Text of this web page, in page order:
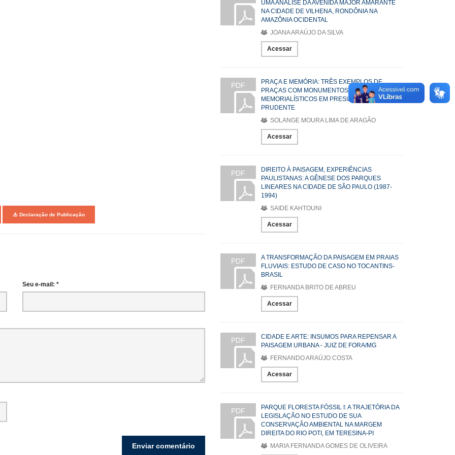
Declaração de Publicação
Seu e-mail: *
UMA ANÁLISE DA AVENIDA MAJOR AMARANTE
NA CIDADE DE VILHENA, RONDÔNIA NA
AMAZÔNIA OCIDENTAL
JOANA ARAÚJO DA SILVA
Acessar
PDF
PRAÇA E MEMÓRIA: TRÊS EXEMPLOS DE
PRAÇAS COM MONUMENTOS
MEMORIALÍSTICOS EM PRESIDENTE
PRUDENTE
SOLANGE MOURA LIMA DE ARAGÃO
Acessar
PDF
DIREITO À PAISAGEM, EXPERIÊNCIAS
PAULISTANAS: A GÊNESE DOS PARQUES
LINEARES NA CIDADE DE SÃO PAULO (1987-
1994)
SAIDE KAHTOUNI
Acessar
PDF
A TRANSFORMAÇÃO DA PAISAGEM EM PRAIAS
FLUVIAIS: ESTUDO DE CASO NO TOCANTINS-
BRASIL
FERNANDA BRITO DE ABREU
Acessar
PDF
CIDADE E ARTE: INSUMOS PARA REPENSAR A
PAISAGEM URBANA - JUIZ DE FORA/MG
FERNANDO ARAÚJO COSTA
Acessar
PDF
PARQUE FLORESTA FÓSSIL I: A TRAJETÓRIA DA
LEGISLAÇÃO NO ESTUDO DE SUA
CONSERVAÇÃO AMBIENTAL NA MARGEM
DIREITA DO RIO POTI, EM TERESINA-PI
MARIA FERNANDA GOMES DE OLIVEIRA